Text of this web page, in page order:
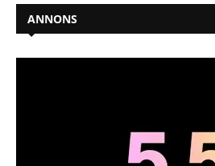
ANNONS